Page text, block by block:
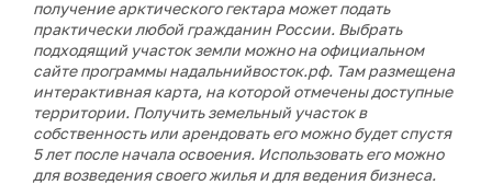
получение арктического гектара может подать
практически любой гражданин России. Выбрать
подходящий участок земли можно на официальном
сайте программынадальнийвосток.рф. Там размещена
интерактивная карта, на которой отмечены доступные
территории. Получить земельный участок в
собственность или арендовать его можно будет спустя
5 лет после начала освоения. Использовать его можно
для возведения своего жилья и для ведения бизнеса.